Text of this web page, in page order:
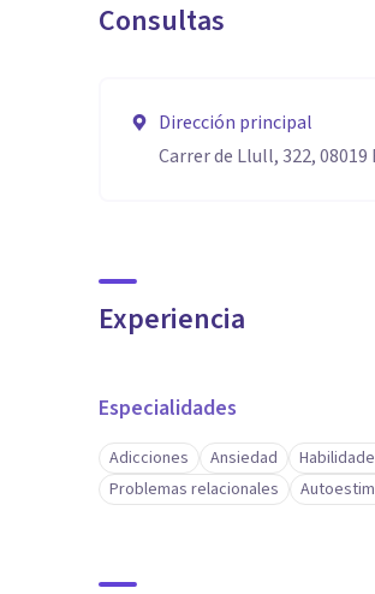
Consultas
Dirección principal
Carrer de Llull, 322,
Experiencia
Especialidades
Adicciones Ansiedad
Problemas relacionales